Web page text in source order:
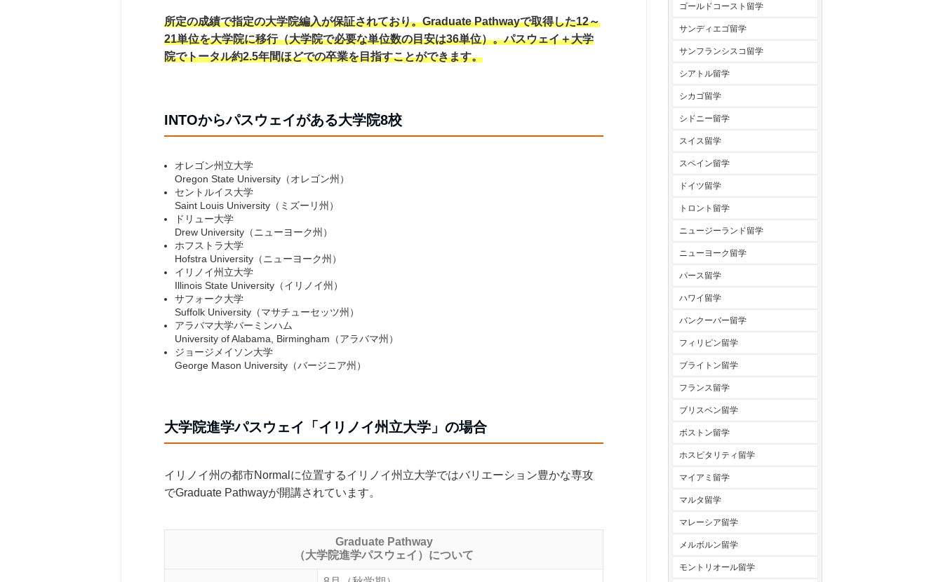
所定の成績で指定の大学院編入が保証されており。Graduate Pathwayで取得した12～
21単位を大学院に移行（大学院で必要な単位数の目安は36単位）。パスウェイ＋大学
院でトータル約2.5年間ほどでの卒業を目指すことができます。
INTOからパスウェイがある大学院8校
オレゴン州立大学
Oregon State University（オレゴン州）
セントルイス大学
Saint Louis University（ミズーリ州）
ドリュー大学
Drew University（ニューヨーク州）
ホフストラ大学
Hofstra University（ニューヨーク州）
イリノイ州立大学
Illinois State University（イリノイ州）
サフォーク大学
Suffolk University（マサチューセッツ州）
アラバマ大学バーミンハム
University of Alabama, Birmingham（アラバマ州）
ジョージメイソン大学
George Mason University（バージニア州）
大学院進学パスウェイ「イリノイ州立大学」の場合
イリノイ州の都市Normalに位置するイリノイ州立大学ではバリエーション豊かな専攻
でGraduate Pathwayが開講されています。
Graduate Pathway
（大学院進学パスウェイ）について
ゴールドコースト留学
サンディエゴ留学
サンフランシスコ留学
シアトル留学
シカゴ留学
シドニー留学
スイス留学
スペイン留学
ドイツ留学
トロント留学
ニュージーランド留学
ニューヨーク留学
パース留学
ハワイ留学
バンクーバー留学
フィリピン留学
ブライトン留学
フランス留学
ブリスベン留学
ボストン留学
ホスピタリティ留学
マイアミ留学
マルタ留学
マレーシア留学
メルボルン留学
モントリオール留学